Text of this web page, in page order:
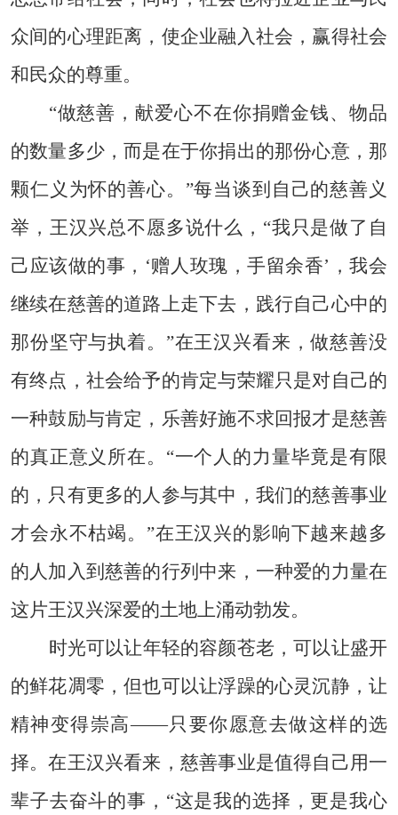
众间的心理距离，使企业融入社会，赢得社会
和民众的尊重。
“做慈善，献爱心不在你捐赠金钱、物品
的数量多少，而是在于你捐出的那份心意，那
颗仁义为怀的善心。”每当谈到自己的慈善义
举，王汉兴总不愿多说什么，“我只是做了自
己应该做的事，‘赠人玫瑰，手留余香’，我会
继续在慈善的道路上走下去，践行自己心中的
那份坚守与执着。”在王汉兴看来，做慈善没
有终点，社会给予的肯定与荣耀只是对自己的
一种鼓励与肯定，乐善好施不求回报才是慈善
的真正意义所在。“一个人的力量毕竟是有限
的，只有更多的人参与其中，我们的慈善事业
才会永不枯竭。”在王汉兴的影响下越来越多
的人加入到慈善的行列中来，一种爱的力量在
这片王汉兴深爱的土地上涌动勃发。
时光可以让年轻的容颜苍老，可以让盛开
的鲜花凋零，但也可以让浮躁的心灵沉静，让
精神变得崇高——只要你愿意去做这样的选
择。在王汉兴看来，慈善事业是值得自己用一
辈子去奋斗的事，“这是我的选择，更是我心